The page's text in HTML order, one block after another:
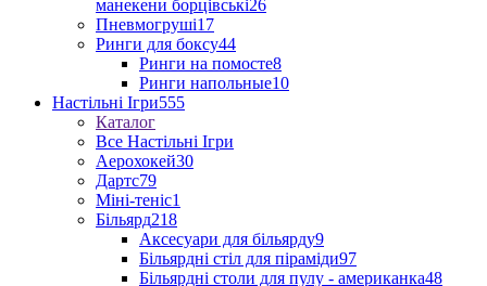
манекени борцівські26
Пневмогруші17
Ринги для боксу44
Ринги на помосте8
Ринги напольные10
Настільні Ігри555
Каталог
Все Настільні Ігри
Аерохокей30
Дартс79
Міні-теніс1
Більярд218
Аксесуари для більярду9
Більярдні стіл для піраміди97
Більярдні столи для пулу - американка48